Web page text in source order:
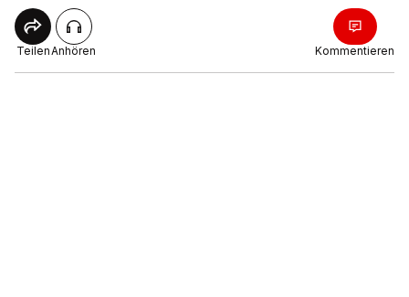
TeilenAnhören Kommentieren